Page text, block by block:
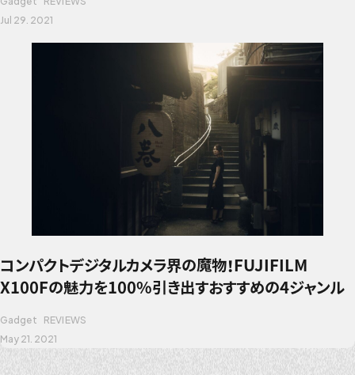
Jul 29. 2021
コンパクトデジタルカメラ界の魔物！FUJIFILM
X100Fの魅力を100%引き出すおすすめの4ジャンル
Gadget
REVIEWS
May 21. 2021